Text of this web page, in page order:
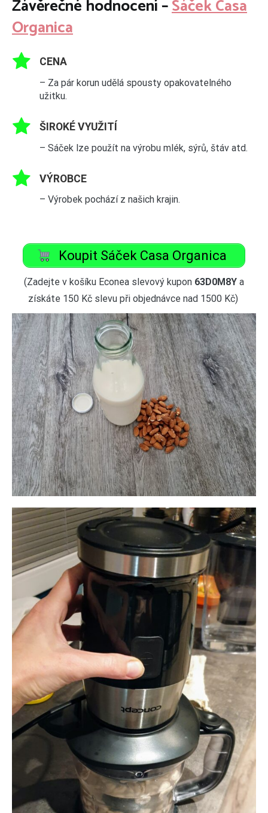
Závěrečné hodnocení –Sáček Casa
Organica
CENA
– Za pár korun udělá spousty opakovatelného
užitku.
ŠIROKÉ VYUŽITÍ
– Sáček lze použít na výrobu mlék, sýrů, štáv atd.
VÝROBCE
– Výrobek pochází z našich krajin.
Koupit Sáček Casa Organica
(Zadejte v košíku Econea slevový kupon 63D0M8Y a
získáte 150 Kč slevu při objednávce nad 1500 Kč)